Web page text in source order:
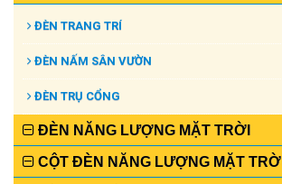
ĐÈN TRANG TRÍ
ĐÈN NẤM SÂN VƯỜN
ĐÈN TRỤ CỔNG
ĐÈN NĂNG LƯỢNG MẶT TRỜI
CỘT ĐÈN NĂNG LƯỢNG MẶT TRỜI